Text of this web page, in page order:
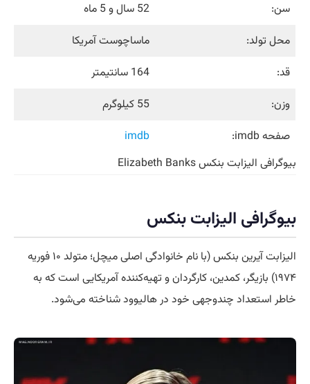
سن:
52 سال و 5 ماه
محل تولد:
ماساچوست آمریکا
قد:
164 سانتیمتر
وزن:
55 کیلوگرم
صفحه imdb:
imdb
بیوگرافی الیزابت بنکس Elizabeth Banks
بیوگرافی الیزابت بنکس
الیزابت آیرین بنکس (با نام خانوادگی اصلی میچل؛ متولد ۱۰ فوریه
۱۹۷۴) بازیگر، کمدین، کارگردان و تهیه‌کننده آمریکایی است که به
خاطر استعداد چندوجهی خود در هالیوود شناخته می‌شود.